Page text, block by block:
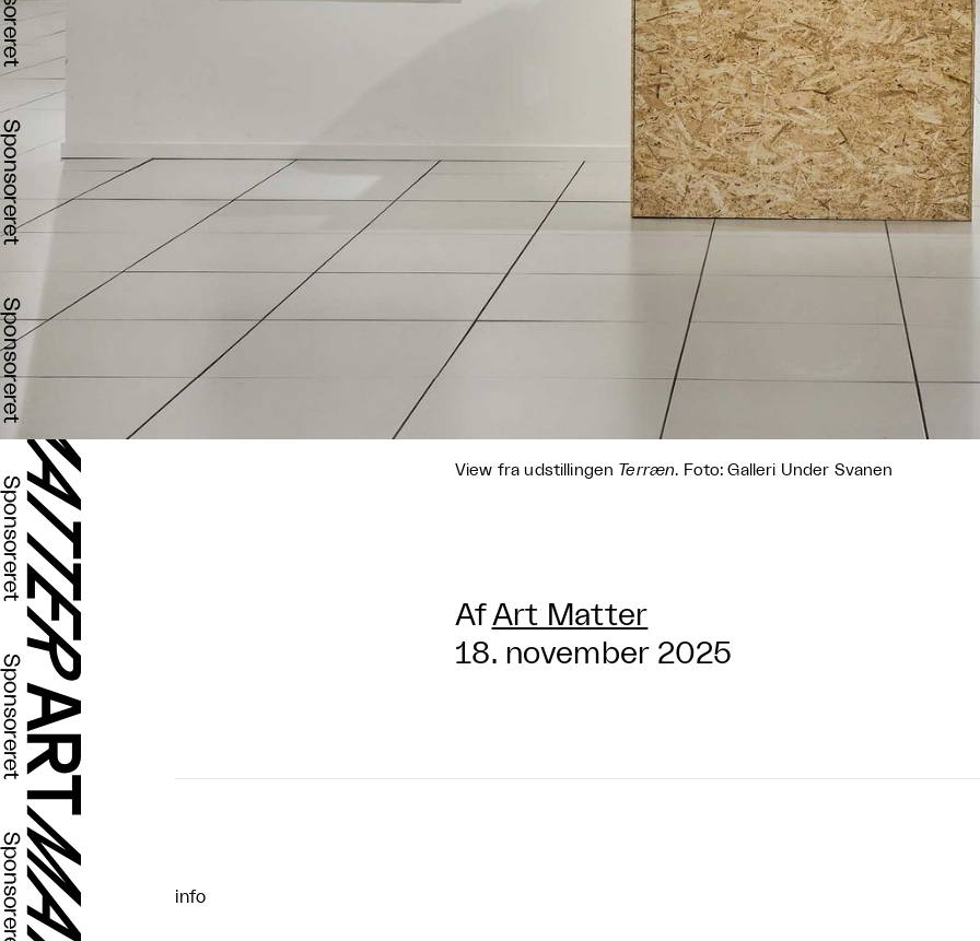
View fra udstillingen Terræn. Foto: Galleri Under Svanen
Af Art Matter
18. november 2025
info